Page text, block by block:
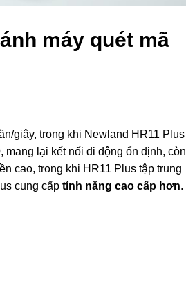
máy quét mã
giây, trong khi Newland HR11 Plus
, mang lại kết nối di động ổn định, còn
cao, trong khi HR11 Plus tập trung
cung cấptính năng cao cấp hơn.